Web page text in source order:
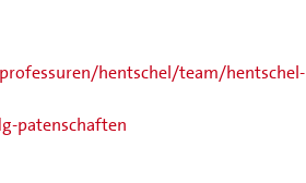
hentschel/team/hentschel-
patenschaften